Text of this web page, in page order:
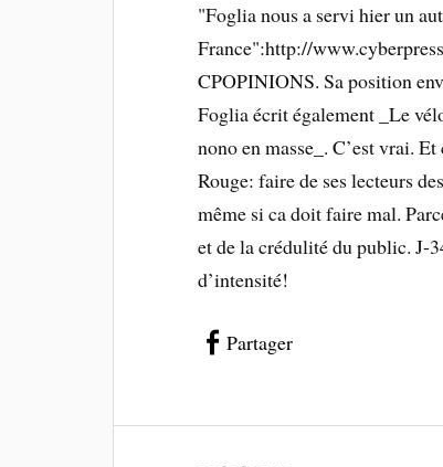
"Foglia nous a servi hier un
France":http://
CPOPINIONS. Sa position
Foglia écrit également _Le
nono en masse_. C’est vrai.
Rouge: faire de ses lecteurs
même si ca doit faire mal.
et de la crédulité du public. J-
d’intensité!
Partager